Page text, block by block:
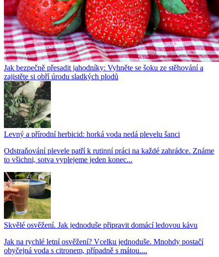
Jak bezpečně přesadit jahodníky: Vyhněte se šoku ze stěhování a
zajistěte si obří úrodu sladkých plodů
Levný a přírodní herbicid: horká voda nedá plevelu šanci
Odstraňování plevele patří k rutinní práci na každé zahrádce. Známe
to všichni, sotva vyplejeme jeden konec...
Skvělé osvěžení. Jak jednoduše připravit domácí ledovou kávu
Jak na rychlé letní osvěžení? Vcelku jednoduše. Mnohdy postačí
obyčejná voda s citronem, případně s mátou....